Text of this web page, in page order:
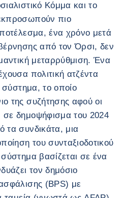
Κόμμα και το
πιο
ένα χρόνο μετά
από τον Όρσι, δεν
μεταρρύθμιση. Ένα
πολιτική ατζέντα
σύστημα, το οποίο
της συζήτησης αφού οι
δημοψήφισμα του 2024
τα συνδικάτα, μια
του συνταξιοδοτικού
βασίζεται σε ένα
τον δημόσιο
(BPS) με